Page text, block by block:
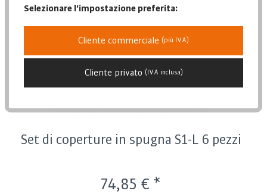
Posizione
Set di coperture in spugna S1-L 6 pezzi
74,85 € *
Selezionare l'impostazione preferita:
Cliente commerciale (più IVA)
Cliente privato (IVA inclusa)